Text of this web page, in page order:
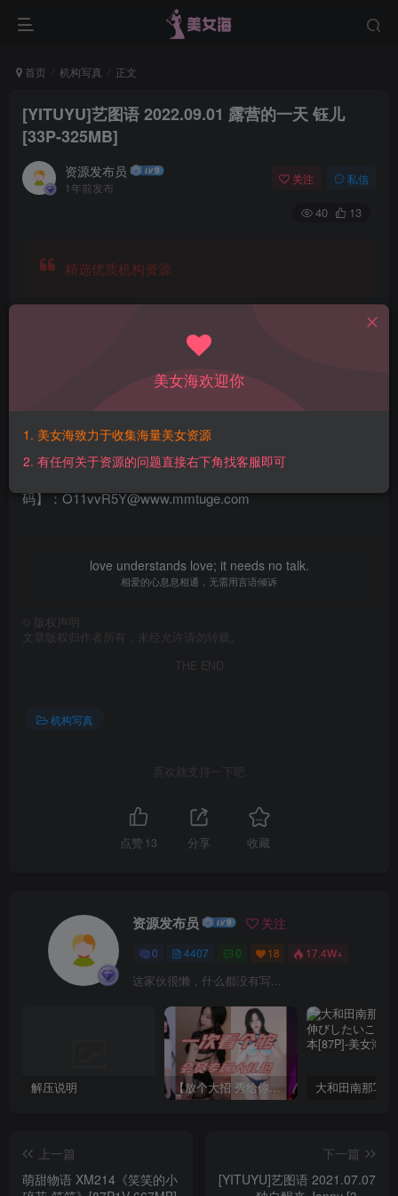
首页 机构写真 正文
[YITUYU]艺图语 2022.09.01 露营的一天 钰儿
[33P-325MB]
资源发布员
1年前发布
关注 私信
40 13
精选优质机构资源
【百度网盘】：https://pan.baidu.com/s/1NkovbEVT1Dj-
U6QeG8eRTw?pwd=9dk5 【提取码】：9dk5【解压密
码】：O11vvR5Y@www.mmtuge.com
love understands love; it needs no talk.
相爱的心息息相通，无需用言语倾诉
版权声明
文章版权归作者所有，未经允许请勿转载。
THE END
机构写真
喜欢就支持一下吧
点赞 13 分享 收藏
资源发布员 关注
0 4407 0 18 17.4W+
这家伙很懒，什么都没有写...
解压说明 【放个大招 秀给你】赞助VIP，全站无限制任意下载巨量福利资源打包！【VIP优惠中】
上一篇
萌甜物语 XM214《笑笑的小
下一篇
[YITUYU]艺图语 2021.07.07
美女海欢迎你
1. 美女海致力于收集海量美女资源
2. 有任何关于资源的问题直接右下角找客服即可